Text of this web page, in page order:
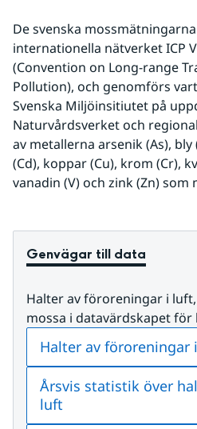
De svenska
internationella nätverket ICP
(Convention on Long-range
Pollution), och genomförs
Svenska Miljöinsitiutet på
Naturvårdsverket och
av metallerna arsenik (As), bly
(Cd), koppar (Cu), krom (Cr),
vanadin (V) och zink (Zn) som
Genvägar till data
Halter av föroreningar i
mossa i datavärdskapet
Halter av föroreningar
Årsvis statistik över
luft